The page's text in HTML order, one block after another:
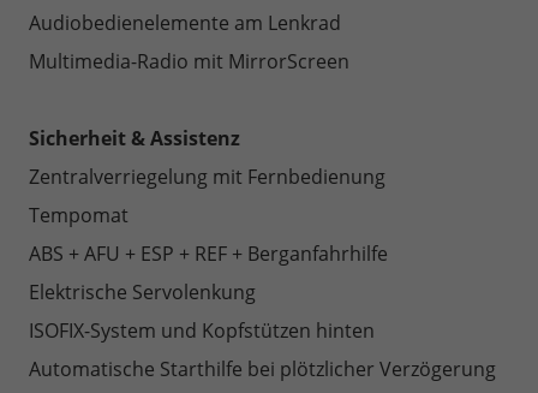
Audiobedienelemente am Lenkrad
Multimedia-Radio mit MirrorScreen
Sicherheit & Assistenz
Zentralverriegelung mit Fernbedienung
Tempomat
ABS + AFU + ESP + REF + Berganfahrhilfe
Elektrische Servolenkung
ISOFIX-System und Kopfstützen hinten
Automatische Starthilfe bei plötzlicher Verzögerung